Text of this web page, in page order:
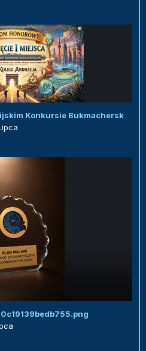
Honorowy dyplom w Malawijskim Konkursie Bukmacherskim :)